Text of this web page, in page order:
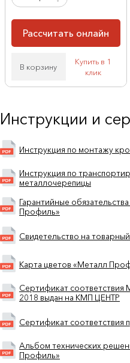
Рассчитать онлайн
В корзину
Купить в 1
клик
Инструкции и
Инструкция по монтажу
Инструкция по
металлочерепицы
Гарантийные
Профиль»
Свидетельство на
Карта цветов «Металл
Сертификат
2018 выдан на КМП ЦЕНТР
Сертификат соответствия
Альбом технических
Профиль»